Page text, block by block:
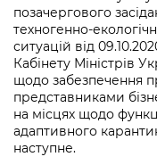
Рішення та
Проєкти
перебувають на
Рішення
Контактна
Освіта та
Дороги,
Навколишнє
Містобудування
Громадська
Громадський
Консультації з
Громадська рада
Інформація з
Подати запит
Проекти
інших актів
Медіагалерея
Підписатися на
КМДА /
from the KCSA
Порядок
Accreditation
Портал
позачергового
техногенно-
ситуацій від
Кабінету Міністрів
щодо забезпечення
представниками
на місцях щодо
адаптивного
наступне.